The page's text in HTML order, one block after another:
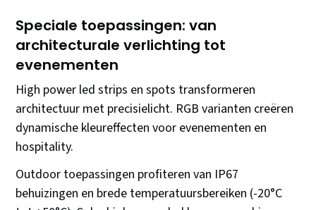
Speciale toepassingen: van
architecturale verlichting tot
evenementen
High power led strips en spots transformeren
architectuur met precisielicht. RGB varianten creëren
dynamische kleureffecten voor evenementen en
hospitality.
Outdoor toepassingen profiteren van IP67
behuizingen en brede temperatuursbereiken (-20°C